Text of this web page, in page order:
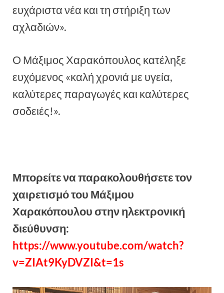
ευχάριστα νέα και τη στήριξη των
αχλαδιών».
Ο Μάξιμος Χαρακόπουλος κατέληξε
ευχόμενος «καλή χρονιά με υγεία,
καλύτερες παραγωγές και καλύτερες
σοδειές!».
Μπορείτε να παρακολουθήσετε τον
χαιρετισμό του Μάξιμου
Χαρακόπουλου στην ηλεκτρονική
διεύθυνση:
https://www.youtube.com/watch?
v=ZIAt9KyDVZI&t=1s